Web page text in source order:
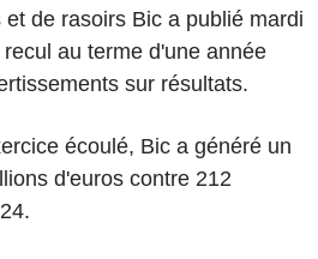
de rasoirs Bic a publié mardi
au terme d'une année
sur résultats.
écoulé, Bic a généré un
d'euros contre 212